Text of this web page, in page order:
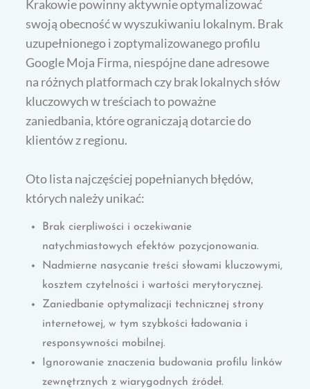
Krakowie powinny aktywnie optymalizować
swoją obecność w wyszukiwaniu lokalnym. Brak
uzupełnionego i zoptymalizowanego profilu
Google Moja Firma, niespójne dane adresowe
na różnych platformach czy brak lokalnych słów
kluczowych w treściach to poważne
zaniedbania, które ograniczają dotarcie do
klientów z regionu.
Oto lista najczęściej popełnianych błędów,
których należy unikać:
Brak cierpliwości i oczekiwanie
natychmiastowych efektów pozycjonowania.
Nadmierne nasycanie treści słowami kluczowymi,
kosztem czytelności i wartości merytorycznej.
Zaniedbanie optymalizacji technicznej strony
internetowej, w tym szybkości ładowania i
responsywności mobilnej.
Ignorowanie znaczenia budowania profilu linków
zewnętrznych z wiarygodnych źródeł.